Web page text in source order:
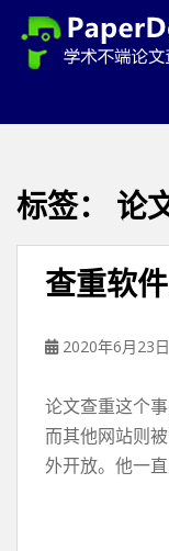
标签： 论
查重软
2020年6月23日
论文查重这个
而其他网站则
外开放。他一